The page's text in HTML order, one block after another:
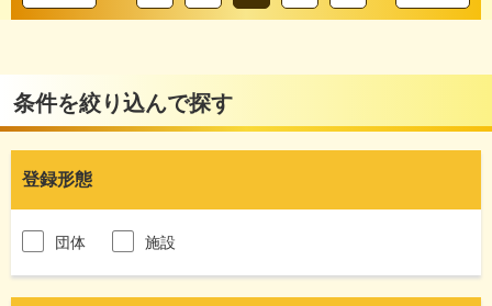
条件を絞り込んで探す
登録形態
団体 施設